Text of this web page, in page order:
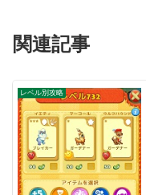
関連記事
レベル別攻略